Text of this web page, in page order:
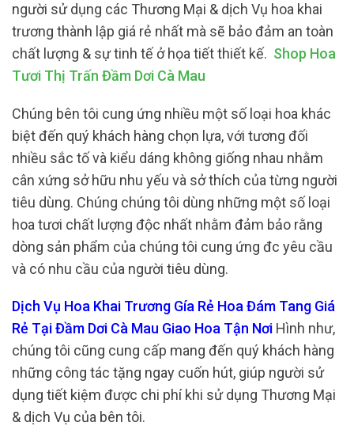
người sử dụng các Thương Mại & dịch Vụ hoa khai
trương thành lập giá rẻ nhất mà sẽ bảo đảm an toàn
chất lượng & sự tinh tế ở họa tiết thiết kế. Shop Hoa
Tươi Thị Trấn Đầm Dơi Cà Mau
Chúng bên tôi cung ứng nhiều một số loại hoa khác
biệt đến quý khách hàng chọn lựa, với tương đối
nhiều sắc tố và kiểu dáng không giống nhau nhằm
cân xứng sở hữu nhu yếu và sở thích của từng người
tiêu dùng. Chúng chúng tôi dùng những một số loại
hoa tươi chất lượng độc nhất nhằm đảm bảo rằng
dòng sản phẩm của chúng tôi cung ứng đc yêu cầu
và có nhu cầu của người tiêu dùng.
Dịch Vụ Hoa Khai Trương Gía Rẻ Hoa Đám Tang Giá
Rẻ Tại Đầm Dơi Cà Mau Giao Hoa Tận Nơi Hình như,
chúng tôi cũng cung cấp mang đến quý khách hàng
những công tác tặng ngay cuốn hút, giúp người sử
dụng tiết kiệm được chi phí khi sử dụng Thương Mại
& dịch Vụ của bên tôi.